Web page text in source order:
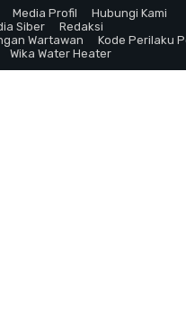
Media Profil
Hubungi Kami
Siber
Redaksi
Wartawan
Kode Perilaku
Wika Water Heater